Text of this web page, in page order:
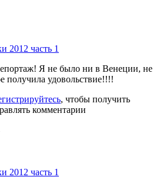
2012 часть 1
Я не было ни в Венеции, не
получила удовольствие!!!!
, чтобы получить
комментарии
2012 часть 1